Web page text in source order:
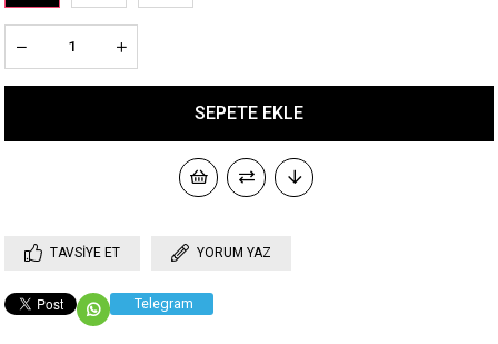
TAVSIYE ET YORUM YAZ
Telegram